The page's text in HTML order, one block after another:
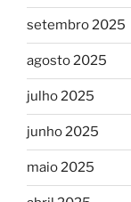
setembro 2025
agosto 2025
julho 2025
junho 2025
maio 2025